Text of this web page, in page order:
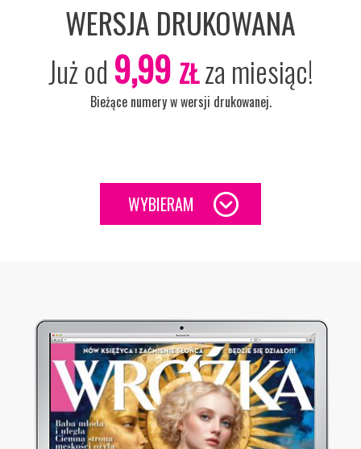
WERSJA DRUKOWANA
Już od 9,99 ZŁza miesiąc!
Bieżące numery w wersji drukowanej.
WYBIERAM